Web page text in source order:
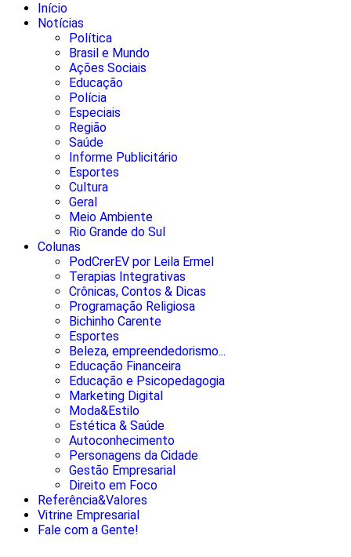
Início
Notícias
Política
Brasil e Mundo
Ações Sociais
Educação
Polícia
Especiais
Região
Saúde
Informe Publicitário
Esportes
Cultura
Geral
Meio Ambiente
Rio Grande do Sul
Colunas
PodCrerEV por Leila Ermel
Terapias Integrativas
Crônicas, Contos & Dicas
Programação Religiosa
Bichinho Carente
Esportes
Beleza, empreendedorismo...
Educação Financeira
Educação e Psicopedagogia
Marketing Digital
Moda&Estilo
Estética & Saúde
Autoconhecimento
Personagens da Cidade
Gestão Empresarial
Direito em Foco
Referência&Valores
Vitrine Empresarial
Fale com a Gente!